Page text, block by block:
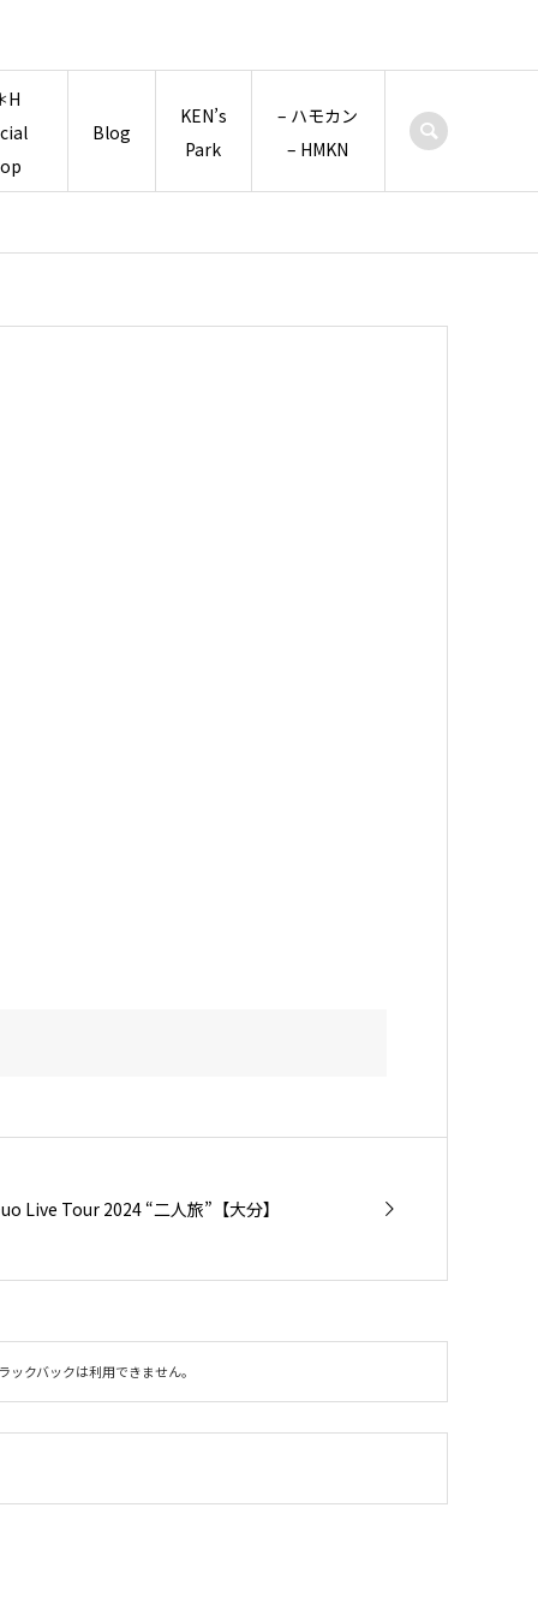
H
Blog
KEN’s
Park
– ハモカン
– HMKN
Live Tour 2024 “二人旅”【大分】
ックバックは利用できません。